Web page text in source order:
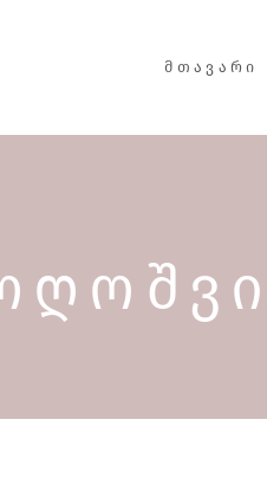
ᲛᲗᲐᲕᲐᲠᲘ